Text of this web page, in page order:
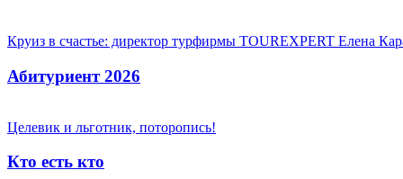
Круиз в счастье: директор турфирмы TOUREXPERT Елена
Абитуриент 2026
Целевик и льготник, поторопись!
Кто есть кто